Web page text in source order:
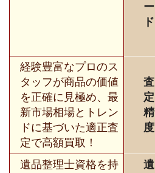
ー
ド
経験豊富なプロのス
タッフが商品の価値
を正確に見極め、最
新市場相場とトレン
ドに基づいた適正査
定で高額買取！
査
定
精
度
遺品整理士資格を持
遺